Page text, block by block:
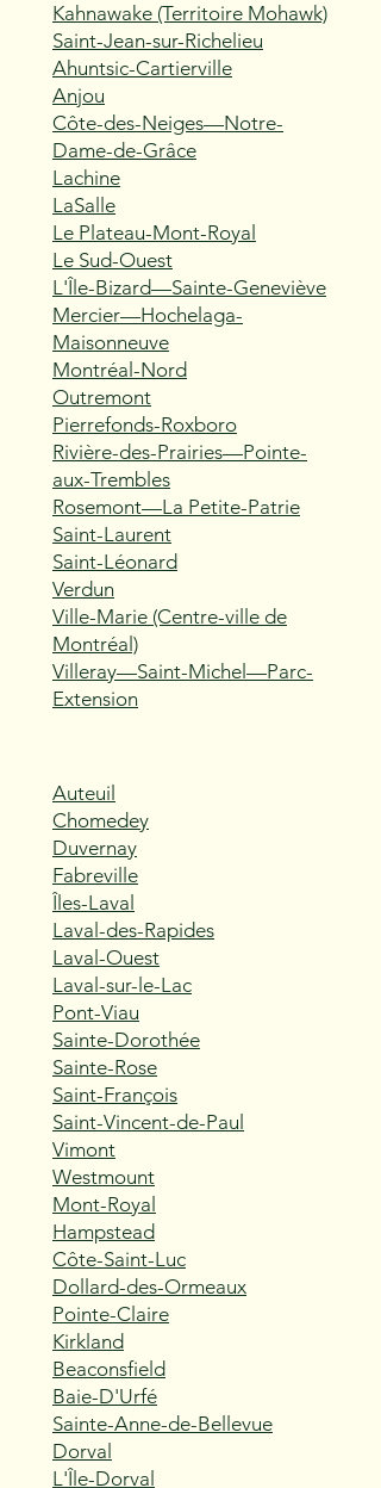
Kahnawake (Territoire Mohawk)
Saint-Jean-sur-Richelieu
Ahuntsic-Cartierville
Anjou
Côte-des-Neiges—Notre-
Dame-de-Grâce
Lachine
LaSalle
Le Plateau-Mont-Royal
Le Sud-Ouest
L'Île-Bizard—Sainte-Geneviève
Mercier—Hochelaga-
Maisonneuve
Montréal-Nord
Outremont
Pierrefonds-Roxboro
Rivière-des-Prairies—Pointe-
aux-Trembles
Rosemont—La Petite-Patrie
Saint-Laurent
Saint-Léonard
Verdun
Ville-Marie (Centre-ville de
Montréal)
Villeray—Saint-Michel—Parc-
Extension
Auteuil
Chomedey
Duvernay
Fabreville
Îles-Laval
Laval-des-Rapides
Laval-Ouest
Laval-sur-le-Lac
Pont-Viau
Sainte-Dorothée
Sainte-Rose
Saint-François
Saint-Vincent-de-Paul
Vimont
Westmount
Mont-Royal
Hampstead
Côte-Saint-Luc
Dollard-des-Ormeaux
Pointe-Claire
Kirkland
Beaconsfield
Baie-D'Urfé
Sainte-Anne-de-Bellevue
Dorval
L'Île-Dorval